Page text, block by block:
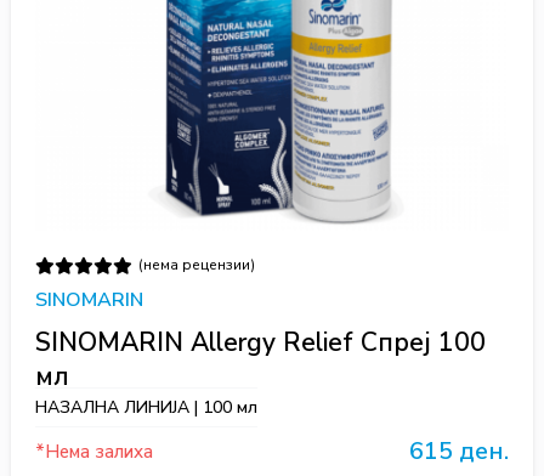
(нема рецензии)
SINOMARIN
SINOMARIN Allergy Relief Спреј 100
мл
НАЗАЛНА ЛИНИЈА | 100 мл
*Нема залиха 615 ден.